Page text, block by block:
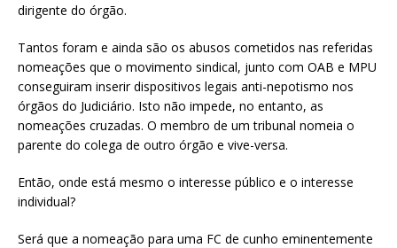
dirigente do órgão.
Tantos foram e ainda são os abusos cometidos nas referidas
nomeações que o movimento sindical, junto com OAB e MPU
conseguiram inserir dispositivos legais anti-nepotismo nos
órgãos do Judiciário. Isto não impede, no entanto, as
nomeações cruzadas. O membro de um tribunal nomeia o
parente do colega de outro órgão e vive-versa.
Então, onde está mesmo o interesse público e o interesse
individual?
Será que a nomeação para uma FC de cunho eminentemente